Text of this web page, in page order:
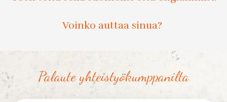
Voinko auttaa sinua?
Palaute yhteistyökumppanilta